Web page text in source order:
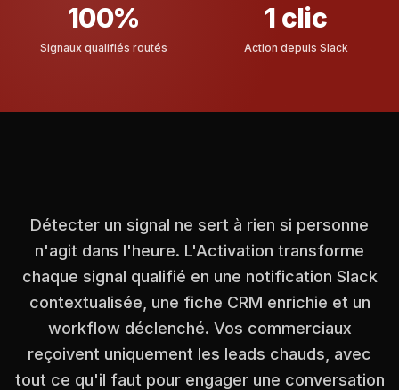
100%
Signaux qualifiés routés
1 clic
Action depuis Slack
Détecter un signal ne sert à rien si personne
n'agit dans l'heure. L'Activation transforme
chaque signal qualifié en une notification Slack
contextualisée, une fiche CRM enrichie et un
workflow déclenché. Vos commerciaux
reçoivent uniquement les leads chauds, avec
tout ce qu'il faut pour engager une conversation